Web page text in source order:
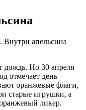
Внутри апельсина
дождь. Но 30 апреля
отмечает день
оранжевые флаги,
старые игрушки, а
ликер.